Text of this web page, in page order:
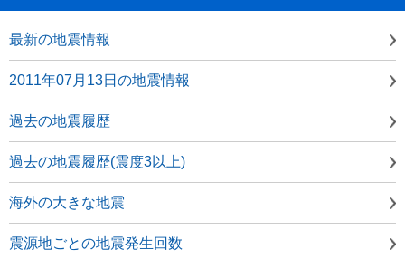
最新の地震情報
2011年07月13日の地震情報
過去の地震履歴
過去の地震履歴(震度3以上)
海外の大きな地震
震源地ごとの地震発生回数